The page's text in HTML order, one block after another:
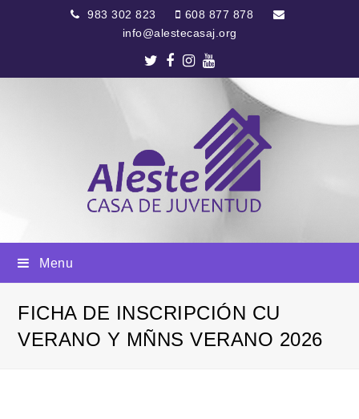
983 302 823
608 877 878
info@alestecasaj.org
Twitter
Facebook
Instagram
Youtube
Menu
FICHA DE INSCRIPCIÓN CU
VERANO Y MÑNS VERANO 2026